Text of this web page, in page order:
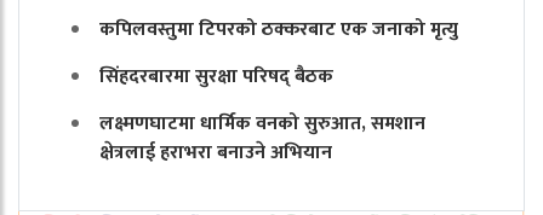
कपिलवस्तुमा टिपरको ठक्करबाट एक जनाको मृत्यु
सिंहदरबारमा सुरक्षा परिषद् बैठक
लक्ष्मणघाटमा धार्मिक वनको सुरुआत, समशान
क्षेत्रलाई हराभरा बनाउने अभियान